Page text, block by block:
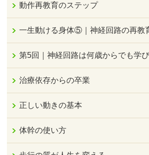
動作再教育のステップ
一生動ける身体⑤｜神経回路の再教
第5回｜神経回路は何歳からでも学
治療依存からの卒業
正しい動きの基本
体幹の使い方